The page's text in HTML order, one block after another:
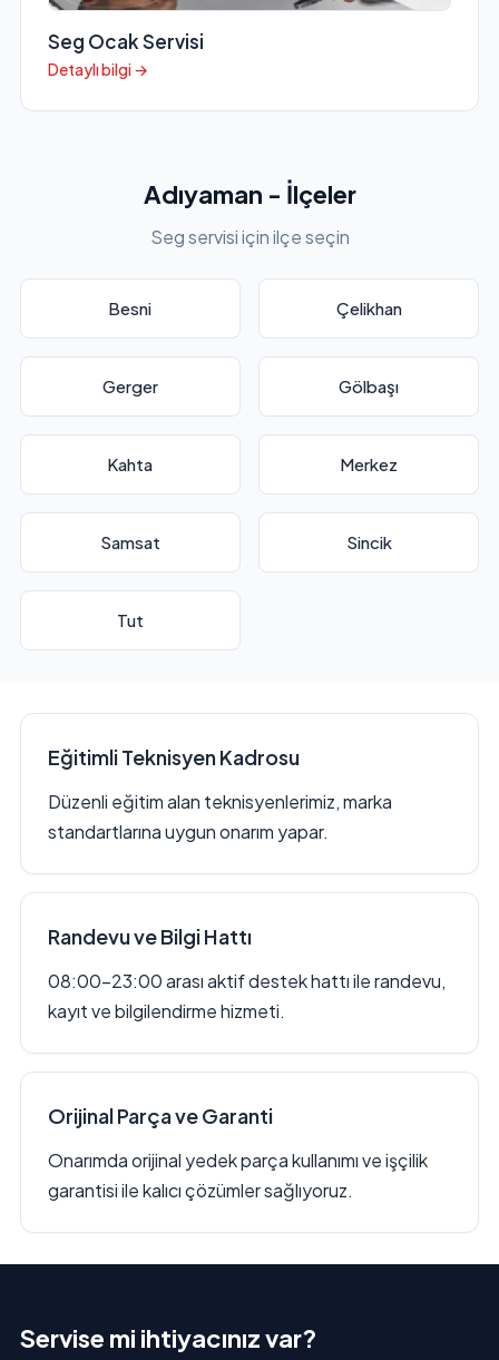
Seg Ocak Servisi
Detaylı bilgi →
Adıyaman - İlçeler
Seg servisi için ilçe seçin
Besni Çelikhan
Gerger Gölbaşı
Kahta Merkez
Samsat Sincik
Tut
Eğitimli Teknisyen Kadrosu
Düzenli eğitim alan teknisyenlerimiz, marka
standartlarına uygun onarım yapar.
Randevu ve Bilgi Hattı
08:00–23:00 arası aktif destek hattı ile randevu,
kayıt ve bilgilendirme hizmeti.
Orijinal Parça ve Garanti
Onarımda orijinal yedek parça kullanımı ve işçilik
garantisi ile kalıcı çözümler sağlıyoruz.
Servise mi ihtiyacınız var?